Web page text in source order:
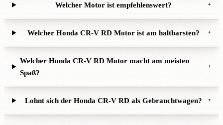
Welcher Motor ist empfehlenswert? +
Welcher Honda CR-V RD Motor ist am haltbarsten? +
Welcher Honda CR-V RD Motor macht am meisten
Spaß?
+
Lohnt sich der Honda CR-V RD als Gebrauchtwagen? +